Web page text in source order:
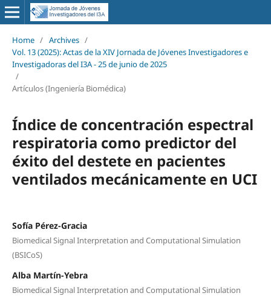
Home / Archives /
Vol. 13 (2025): Actas de la XIV Jornada de Jóvenes Investigadores e
Investigadoras del I3A - 25 de junio de 2025
/
Artículos (Ingeniería Biomédica)
Índice de concentración espectral
respiratoria como predictor del
éxito del destete en pacientes
ventilados mecánicamente en UCI
Sofía Pérez-Gracia
Biomedical Signal Interpretation and Computational Simulation
(BSICoS)
Alba Martín-Yebra
Biomedical Signal Interpretation and Computational Simulation